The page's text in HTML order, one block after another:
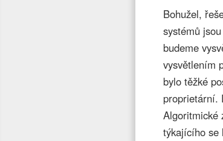
Bohužel,
systémů
budeme
vysvětlením
bylo těžké
proprietární.
Algoritmické
týkajícího se